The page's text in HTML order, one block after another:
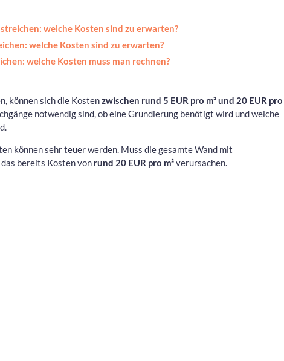
welche Kosten sind zu erwarten?
welche Kosten sind zu erwarten?
welche Kosten muss man rechnen?
können sich die Kostenzwischen rund 5 EUR pro m² und 20 EUR pro
notwendig sind, ob eine Grundierung benötigt wird und welche
können sehr teuer werden. Muss die gesamte Wand mit
bereits Kosten von rund 20 EUR pro m²verursachen.